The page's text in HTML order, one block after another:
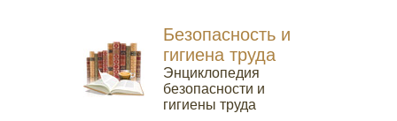
Безопасность и
гигиена труда
Энциклопедия
безопасности и
гигиены труда